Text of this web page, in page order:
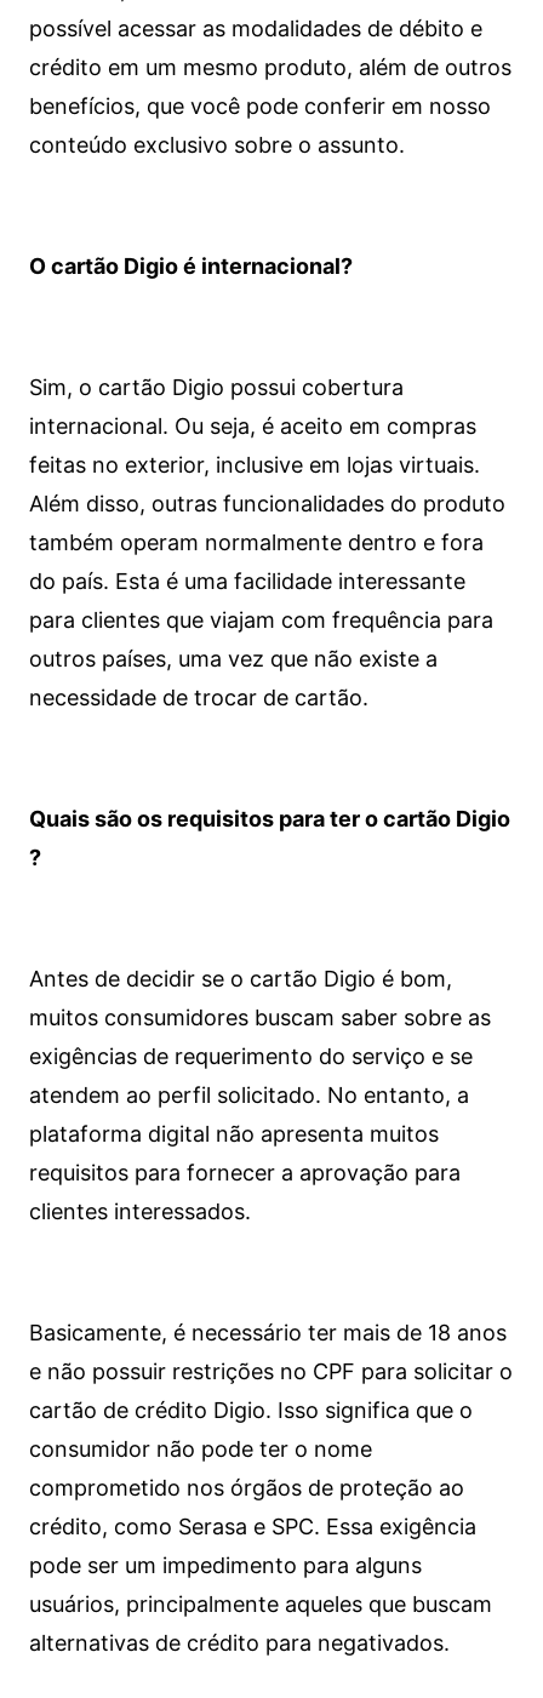
possível acessar as modalidades de débito e
crédito em um mesmo produto, além de outros
benefícios, que você pode conferir em nosso
conteúdo exclusivo sobre o assunto.
O cartão Digio é internacional?
Sim, o cartão Digio possui cobertura
internacional. Ou seja, é aceito em compras
feitas no exterior, inclusive em lojas virtuais.
Além disso, outras funcionalidades do produto
também operam normalmente dentro e fora
do país. Esta é uma facilidade interessante
para clientes que viajam com frequência para
outros países, uma vez que não existe a
necessidade de trocar de cartão.
Quais são os requisitos para ter o cartão Digio
?
Antes de decidir se o cartão Digio é bom,
muitos consumidores buscam saber sobre as
exigências de requerimento do serviço e se
atendem ao perfil solicitado. No entanto, a
plataforma digital não apresenta muitos
requisitos para fornecer a aprovação para
clientes interessados.
Basicamente, é necessário ter mais de 18 anos
e não possuir restrições no CPF para solicitar o
cartão de crédito Digio. Isso significa que o
consumidor não pode ter o nome
comprometido nos órgãos de proteção ao
crédito, como Serasa e SPC. Essa exigência
pode ser um impedimento para alguns
usuários, principalmente aqueles que buscam
alternativas de crédito para negativados.